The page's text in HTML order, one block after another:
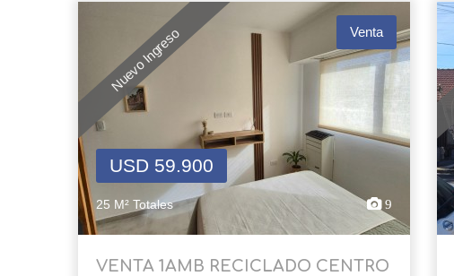
Nuevo Ingreso Venta
USD 59.900
25 M² Totales 9
VENTA 1AMB RECICLADO CENTRO